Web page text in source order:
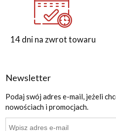
14 dni na zwrot towaru
Newsletter
Podaj swój adres e-mail, jeżeli
nowościach i promocjach.